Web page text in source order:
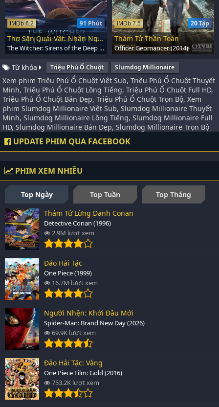
91 Phút
IMDb 6.2
Thợ Săn Quái Vật: Nhân Ngư Dưới Biển Sâu
The Witcher: Sirens of the Deep (2025)
20 Tập
IMDb 7.5
Thám Tử Thần Toán
Officer Geomancer (2014)
Từ khóa Triệu Phú Ổ Chuột Slumdog Millionaire
Xem phim Triệu Phú Ổ Chuột Việt Sub, Triệu Phú Ổ Chuột Thuyết
Minh, Triệu Phú Ổ Chuột Lồng Tiếng, Triệu Phú Ổ Chuột Full HD,
Triệu Phú Ổ Chuột Bản Đẹp, Triệu Phú Ổ Chuột Trọn Bộ, Xem
phim Slumdog Millionaire Việt Sub, Slumdog Millionaire Thuyết
Minh, Slumdog Millionaire Lồng Tiếng, Slumdog Millionaire Full
HD, Slumdog Millionaire Bản Đẹp, Slumdog Millionaire Trọn Bộ
UPDATE PHIM QUA FACEBOOK
PHIM XEM NHIỀU
Top Ngày Top Tuần
Top Tháng
Thám Tử Lừng Danh Conan
Detective Conan (1996)
2.9M lượt xem
Đảo Hải Tặc
One Piece (1999)
16.7M lượt xem
Người Nhện: Khởi Đầu Mới
Spider-Man: Brand New Day (2026)
69.9K lượt xem
Đảo Hải Tặc: Vàng
One Piece Film: Gold (2016)
753.2K lượt xem